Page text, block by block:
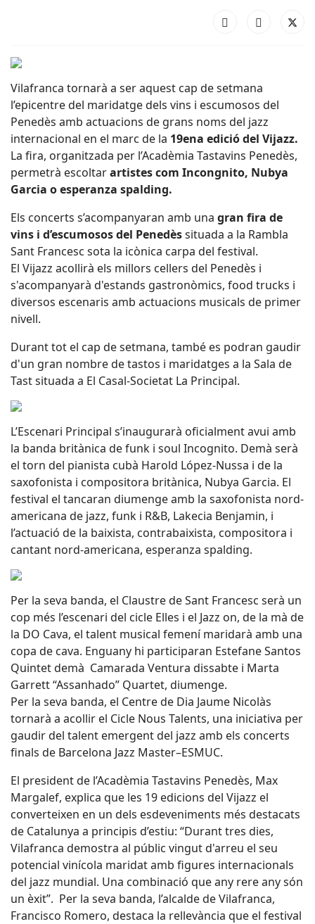
Vilafranca tornarà a ser aquest cap de setmana
l’epicentre del maridatge dels vins i escumosos del
Penedès amb actuacions de grans noms del jazz
internacional en el marc de la 19ena edició del Vijazz.
La fira, organitzada per l’Acadèmia Tastavins Penedès,
permetrà escoltarartistes com Incongnito, Nubya
Garcia o esperanza spalding.
Els concerts s’acompanyaran amb una gran fira de
vins i d’escumosos del Penedèssituada a la Rambla
Sant Francesc sota la icònica carpa del festival.
El Vijazz acollirà els millors cellers del Penedès i
s'acompanyarà d'estands gastronòmics, food trucks i
diversos escenaris amb actuacions musicals de primer
nivell.
Durant tot el cap de setmana, també es podran gaudir
d'un gran nombre de tastos i maridatges a la Sala de
Tast situada a El Casal-Societat La Principal.
L’Escenari Principal s’inaugurarà oficialment avui amb
la banda britànica de funk i soul Incognito. Demà serà
el torn del pianista cubà Harold López-Nussa i de la
saxofonista i compositora britànica, Nubya Garcia. El
festival el tancaran diumenge amb la saxofonista nord-
americana de jazz, funk i R&B, Lakecia Benjamin, i
l’actuació de la baixista, contrabaixista, compositora i
cantant nord-americana, esperanza spalding.
Per la seva banda, el Claustre de Sant Francesc serà un
cop més l’escenari del cicle Elles i el Jazz on, de la mà de
la DO Cava, el talent musical femení maridarà amb una
copa de cava. Enguany hi participaran Estefane Santos
Quintet demà Camarada Ventura dissabte i Marta
Garrett “Assanhado” Quartet, diumenge.
Per la seva banda, el Centre de Dia Jaume Nicolàs
tornarà a acollir el Cicle Nous Talents, una iniciativa per
gaudir del talent emergent del jazz amb els concerts
finals de Barcelona Jazz Master–ESMUC.
El president de l’Acadèmia Tastavins Penedès, Max
Margalef, explica que les 19 edicions del Vijazz el
converteixen en un dels esdeveniments més destacats
de Catalunya a principis d’estiu: “Durant tres dies,
Vilafranca demostra al públic vingut d'arreu el seu
potencial vinícola maridat amb figures internacionals
del jazz mundial. Una combinació que any rere any són
un èxit”. Per la seva banda, l’alcalde de Vilafranca,
Francisco Romero, destaca la rellevància que el festival